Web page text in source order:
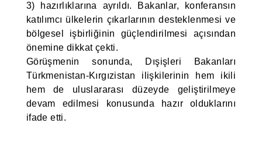
3) hazırlıklarına ayrıldı. Bakanlar, konferansın
katılımcı ülkelerin çıkarlarının desteklenmesi ve
bölgesel işbirliğinin güçlendirilmesi açısından
önemine dikkat çekti.
Görüşmenin sonunda, Dışişleri Bakanları
Türkmenistan-Kırgızistan ilişkilerinin hem ikili
hem de uluslararası düzeyde geliştirilmeye
devam edilmesi konusunda hazır olduklarını
ifade etti.